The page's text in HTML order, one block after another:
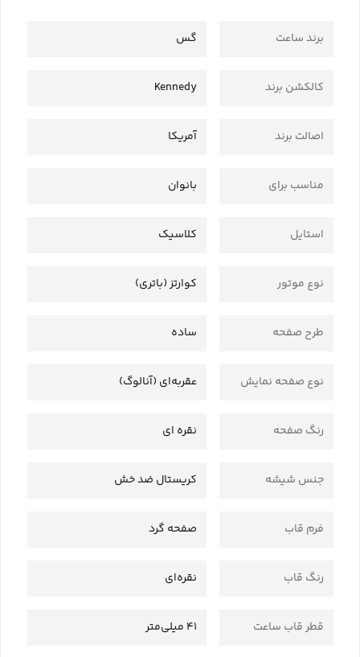
برند ساعت گس
کالکشن برند Kennedy
اصالت برند آمریکا
مناسب برای بانوان
استایل کلاسیک
نوع موتور کوارتز (باتری)
طرح صفحه ساده
نوع صفحه نمایش عقربه‌ای (آنالوگ)
رنگ صفحه نقره ای
جنس شیشه کریستال ضد خش
فرم قاب صفحه گرد
رنگ قاب نقره‌ای
قطر قاب ساعت 41 میلی‌متر